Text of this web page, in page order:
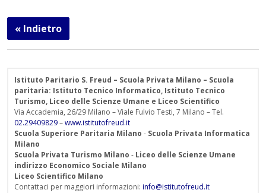
« Indietro
Istituto Paritario S. Freud – Scuola Privata Milano – Scuola
paritaria: Istituto Tecnico Informatico, Istituto Tecnico
Turismo, Liceo delle Scienze Umane e Liceo Scientifico
Via Accademia, 26/29 Milano – Viale Fulvio Testi, 7 Milano – Tel.
02.29409829–www.istitutofreud.it
Scuola Superiore Paritaria Milano - Scuola Privata Informatica
Milano
Scuola Privata Turismo Milano - Liceo delle Scienze Umane
indirizzo Economico Sociale Milano
Liceo Scientifico Milano
Contattaci per maggiori informazioni: info@istitutofreud.it